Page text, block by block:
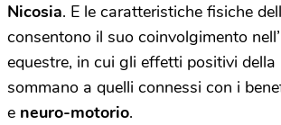
Nicosia. E le caratteristiche fisiche
consentono il suo coinvolgimento
equestre, in cui gli effetti positivi della
sommano a quelli connessi con i
e neuro-motorio.